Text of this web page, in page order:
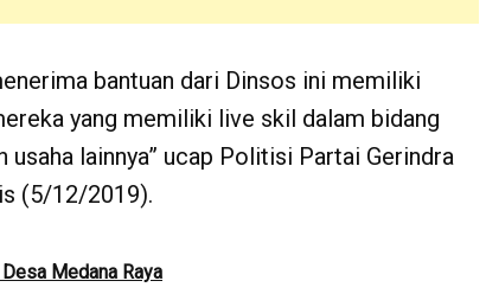
bantuan dari Dinsos ini memiliki
yang memiliki live skil dalam bidang
lainnya” ucap Politisi Partai Gerindra
(5/12/2019).
Medana Raya